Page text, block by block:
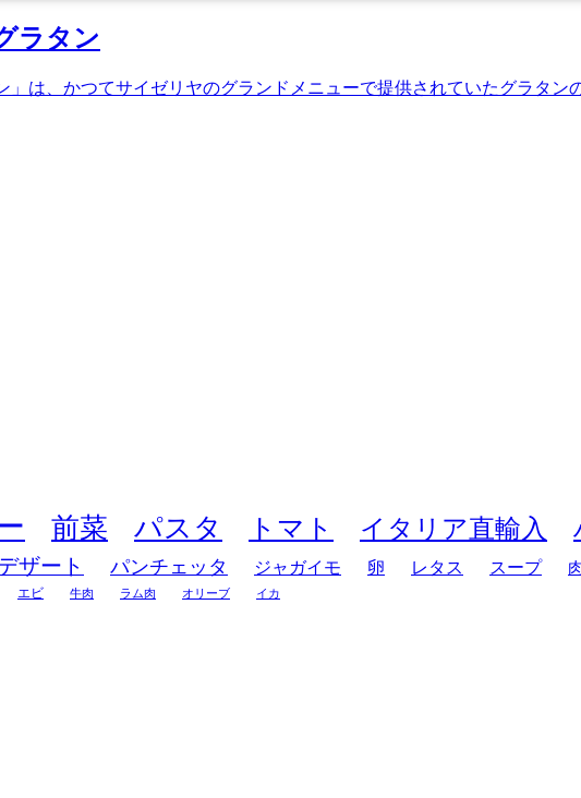
ラタン
」は、かつてサイゼリヤのグランドメニューで提供されていたグラタ
前菜 パスタ トマト イタリア直輸入
ザート パンチェッタ ジャガイモ 卵 レタス スープ
エビ 牛肉 ラム肉 オリーブ イカ